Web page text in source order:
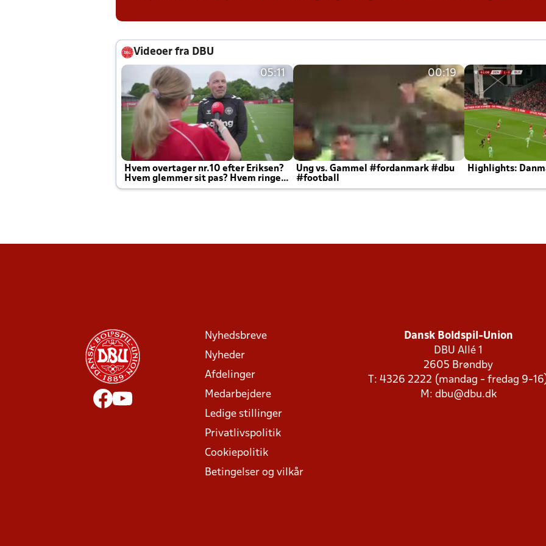
Videoer fra DBU
05:11
Hvem overtager nr.10 efter Eriksen?
Hvem glemmer sit pas? Hvem ringer
Joachim altid til efter kampe?
00:19
Ung vs. Gammel #fordanmark #dbu
#football
Highlights:
Nyhedsbreve
Nyheder
Afdelinger
Medarbejdere
Ledige stillinger
Privatlivspolitik
Cookiepolitik
Betingelser og vilkår
Dansk Boldspil-Union
DBU Allé 1
2605 Brøndby
T: 4326 2222 (mandag - fredag 9-
M: dbu@dbu.dk